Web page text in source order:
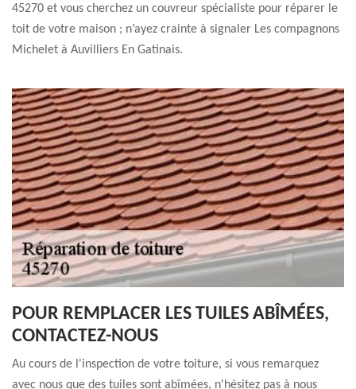
45270 et vous cherchez un couvreur spécialiste pour réparer le
toit de votre maison ; n’ayez crainte à signaler Les compagnons
Michelet à Auvilliers En Gatinais.
POUR REMPLACER LES TUILES ABÎMÉES,
CONTACTEZ-NOUS
Au cours de l'inspection de votre toiture, si vous remarquez
avec nous que des tuiles sont abîmées, n'hésitez pas à nous